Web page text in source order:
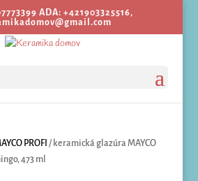
ADA: +421903325516,
PROFI / keramická glazúra MAYCO
473 ml